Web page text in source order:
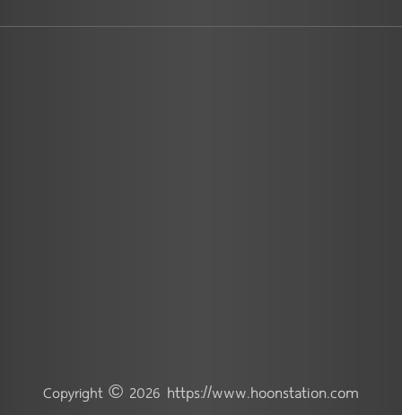
Copyright © 2026 https://www.hoonstation.com